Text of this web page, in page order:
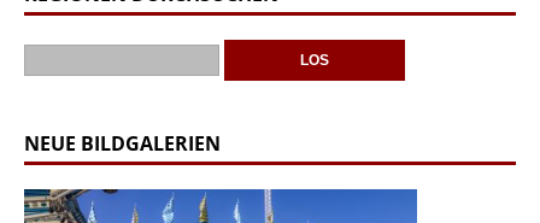
NEUE BILDGALERIEN